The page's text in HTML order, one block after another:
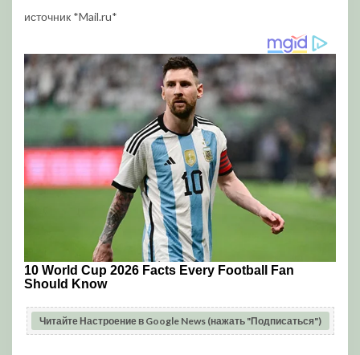
источник *Mail.ru*
Читайте Настроение в Google News (нажать "Подписаться")